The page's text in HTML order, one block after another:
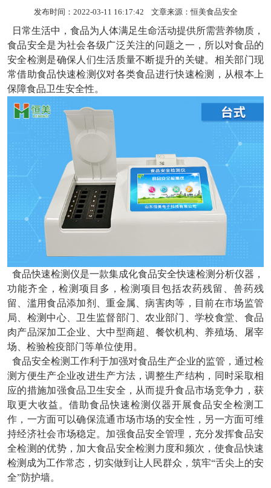
发布时间：2022-03-11 16:17:42 文章来源：恒美食品安全
日常生活中，食品为人体满足生命活动提供所需营养物质，
食品安全是为社会各级广泛关注的问题之一，所以对食品的
安全检测是确保人们生活质量不断提升的关键。相关部门现
常借助食品快速检测仪对各类食品进行快速检测，从根本上
保障食品卫生安全性。
食品快速检测仪是一款集成化食品安全快速检测分析仪器，
功能齐全，检测项目多，检测项目包括农药残留、兽药残
留、滥用食品添加剂、重金属、病害肉等，目前在市场监管
局、检测中心、卫生监督部门、农业部门、学校食堂、食品
肉产品深加工企业、大中型商超、餐饮机构、养殖场、屠宰
场、检验检疫部门等单位使用。
食品安全检测工作利于加强对食品生产企业的监管，通过检
测方便生产企业改进生产方法，调整生产结构，同时采取相
应的措施加强食品卫生安全，从而提升食品市场竞争力，获
取更大收益。借助食品快速检测仪器开展食品安全检测工
作，一方面可以确保流通市场市场的安全性，另一方面可维
持经济社会市场稳定。加强食品安全管理，充分发挥食品安
全检测的优势，加大食品安全检测力度和频次，使食品快速
检测成为工作常态，切实做到让人民群众，筑牢“舌尖上的安
全”防护墙。